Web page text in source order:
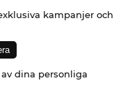
kampanjer och
dina personliga